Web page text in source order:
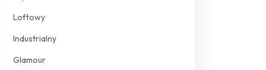
Loftowy
Industrialny
Glamour